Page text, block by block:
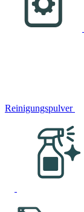
Reinigungspulver